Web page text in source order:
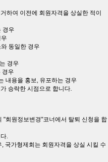
하여 이전에 회원자격을 상실한 적이
경우
동일한 경우
경우
우
내용을 홍보, 유포하는 경우
승락한 시점으로 합니다.
회원정보변경"코너에서 탈퇴 신청을 합
.
국가형제회는 회원자격을 상실 시킬 수